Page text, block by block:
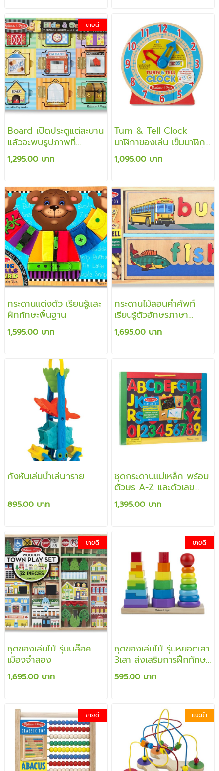
ขายดี
Board เปิดประตูแต่ละบาน
แล้วจะพบรูปภาพที่
สอดคล้องในแต่ละช่องมี
ชิ้นแม่เหล็กที่สอดคล้องกัน
1,295.00 บาท
Turn & Tell Clock
นาฬิกาของเล่น เข็มนาฬิกา
หมุนได้จริง จอด้านหน้าที่
บอกเวลาดิจิตอลจะหมุน
รู้บอกเวลา เรียนรู้ตัวเลข
1,095.00 บาท
กระดานแต่งตัว เรียนรู้และ
ฝึกทักษะพื้นฐาน
1,595.00 บาท
กระดานไม้สอนคำศัพท์
เรียนรู้ตัวอักษรภาษา
อังกฤษและคำศัพท์
1,695.00 บาท
กังหันเล่นน้ำเล่นทราย
895.00 บาท
ชุดกระดานแม่เหล็ก พร้อม
ตัวษร A-Z และตัวเลข
เสริมสร้างคำศัพท์ การ
เรียนรู้
1,395.00 บาท
ขายดี
ชุดของเล่นไม้ รุ่นบล๊อค
เมืองจำลอง
1,695.00 บาท
ขายดี
ชุดของเล่นไม้ รุ่นหยอดเสา
3เสา ส่งเสริมการฝึกทักษะ
การต่อ รูปร่าง สี รูปทรง
เรขาคณิต
595.00 บาท
ขายดี แนะนำ